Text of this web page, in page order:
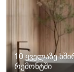
10 ყველაზე
რემონტში